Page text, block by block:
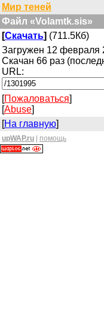
Мир теней
Файл «Volamtk.sis»
[Скачать] (711.5Кб)
Загружен 12 февраля
Скачан 66 раз
URL:
[Пожаловаться]
[Abuse]
[На главную]
upWAP.ru помощь